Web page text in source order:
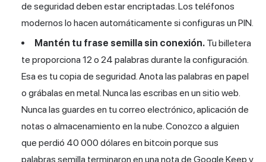
de seguridad deben estar encriptadas. Los teléfonos
modernos lo hacen automáticamente si configuras un PIN.
Mantén tu frase semilla sin conexión. Tu billetera
te proporciona 12 o 24 palabras durante la configuración.
Esa es tu copia de seguridad. Anota las palabras en papel
o grábalas en metal. Nunca las escribas en un sitio web.
Nunca las guardes en tu correo electrónico, aplicación de
notas o almacenamiento en la nube. Conozco a alguien
que perdió 40 000 dólares en bitcoin porque sus
palabras semilla terminaron en una nota de Google Keep y